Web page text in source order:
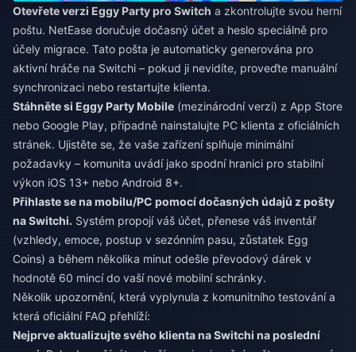
Otevřete verzi Eggy Party pro Switch a zkontrolujte svou herní
poštu. NetEase doručuje dočasný účet a heslo speciálně pro
účely migrace. Tato pošta je automaticky generována pro
aktivní hráče na Switchi – pokud ji nevidíte, proveďte manuální
synchronizaci nebo restartujte klienta.
Stáhněte si Eggy Party Mobile (mezinárodní verzi) z App Store
nebo Google Play, případně nainstalujte PC klienta z oficiálních
stránek. Ujistěte se, že vaše zařízení splňuje minimální
požadavky – komunita uvádí jako spodní hranici pro stabilní
výkon iOS 13+ nebo Android 8+.
Přihlaste se na mobilu/PC pomocí dočasných údajů z pošty
na Switchi. Systém propojí váš účet, přenese váš inventář
(vzhledy, emoce, postup v sezónním pasu, zůstatek Egg
Coins) a během několika minut odešle převodový dárek v
hodnotě 60 mincí do vaší nové mobilní schránky.
Několik upozornění, která vyplynula z komunitního testování a
která oficiální FAQ přehlíží:
Nejprve aktualizujte svého klienta na Switchi na poslední